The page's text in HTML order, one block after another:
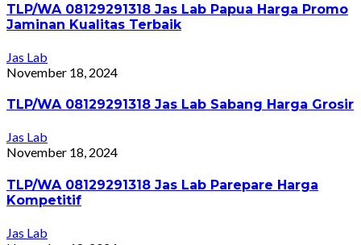
TLP/WA 08129291318 Jas Lab Papua Harga Promo
Jaminan Kualitas Terbaik
Jas Lab
November 18, 2024
TLP/WA 08129291318 Jas Lab Sabang Harga Grosir
Jas Lab
November 18, 2024
TLP/WA 08129291318 Jas Lab Parepare Harga
Kompetitif
Jas Lab